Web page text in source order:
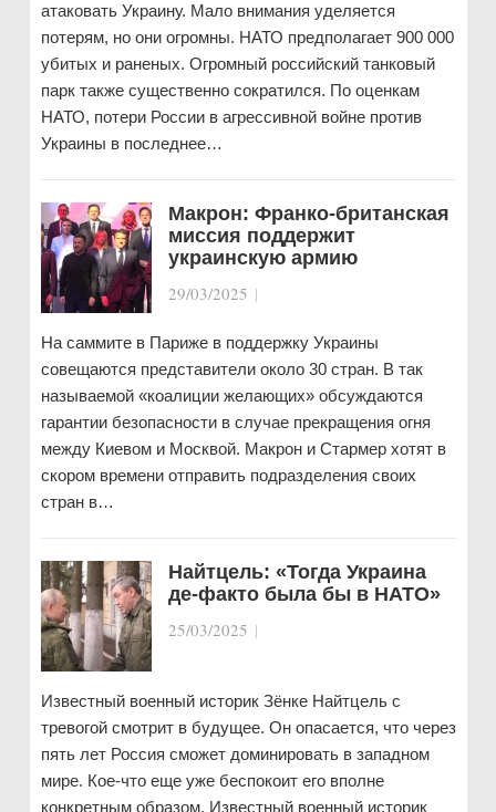
атаковать Украину. Мало внимания уделяется
потерям, но они огромны. НАТО предполагает 900 000
убитых и раненых. Огромный российский танковый
парк также существенно сократился. По оценкам
НАТО, потери России в агрессивной войне против
Украины в последнее…
Макрон: Франко-британская
миссия поддержит
украинскую армию
29/03/2025 |
На саммите в Париже в поддержку Украины
совещаются представители около 30 стран. В так
называемой «коалиции желающих» обсуждаются
гарантии безопасности в случае прекращения огня
между Киевом и Москвой. Макрон и Стармер хотят в
скором времени отправить подразделения своих
стран в…
Найтцель: «Тогда Украина
де-факто была бы в НАТО»
25/03/2025 |
Известный военный историк Зёнке Найтцель с
тревогой смотрит в будущее. Он опасается, что через
пять лет Россия сможет доминировать в западном
мире. Кое-что еще уже беспокоит его вполне
конкретным образом. Известный военный историк